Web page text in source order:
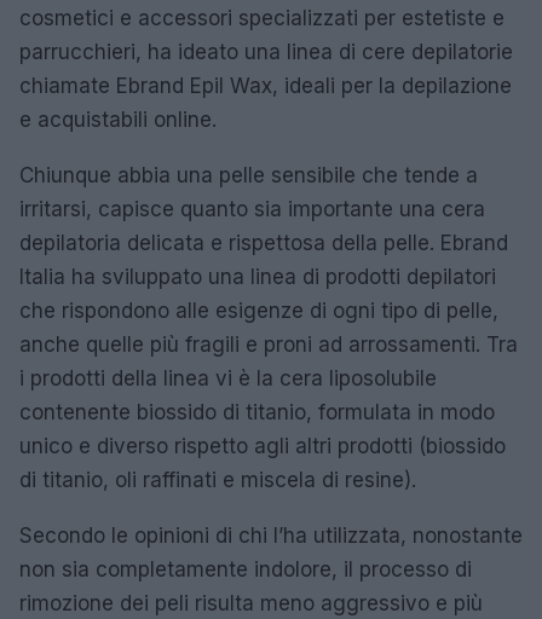
cosmetici e accessori specializzati per estetiste e
parrucchieri, ha ideato una linea di cere depilatorie
chiamate Ebrand Epil Wax, ideali per la depilazione
e acquistabili online.
Chiunque abbia una pelle sensibile che tende a
irritarsi, capisce quanto sia importante una cera
depilatoria delicata e rispettosa della pelle. Ebrand
Italia ha sviluppato una linea di prodotti depilatori
che rispondono alle esigenze di ogni tipo di pelle,
anche quelle più fragili e proni ad arrossamenti. Tra
i prodotti della linea vi è la cera liposolubile
contenente biossido di titanio, formulata in modo
unico e diverso rispetto agli altri prodotti (biossido
di titanio, oli raffinati e miscela di resine).
Secondo le opinioni di chi l’ha utilizzata, nonostante
non sia completamente indolore, il processo di
rimozione dei peli risulta meno aggressivo e più